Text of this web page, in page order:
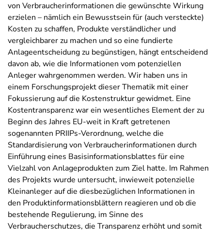
von Verbraucherinformationen die gewünschte Wirkung
erzielen – nämlich ein Bewusstsein für (auch versteckte)
Kosten zu schaffen, Produkte verständlicher und
vergleichbarer zu machen und so eine fundierte
Anlageentscheidung zu begünstigen, hängt entscheidend
davon ab, wie die Informationen vom potenziellen
Anleger wahrgenommen werden. Wir haben uns in
einem Forschungsprojekt dieser Thematik mit einer
Fokussierung auf die Kostenstruktur gewidmet. Eine
Kostentransparenz war ein wesentliches Element der zu
Beginn des Jahres EU-weit in Kraft getretenen
sogenannten PRIIPs-Verordnung, welche die
Standardisierung von Verbraucherinformationen durch
Einführung eines Basisinformationsblattes für eine
Vielzahl von Anlageprodukten zum Ziel hatte. Im Rahmen
des Projekts wurde untersucht, inwieweit potenzielle
Kleinanleger auf die diesbezüglichen Informationen in
den Produktinformationsblättern reagieren und ob die
bestehende Regulierung, im Sinne des
Verbraucherschutzes, die Transparenz erhöht und somit